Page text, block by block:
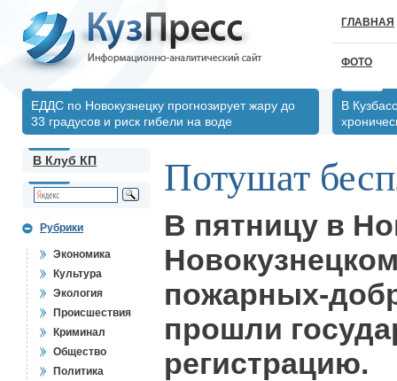
ГЛАВНАЯ
ФОТО
ЕДДС по Новокузнецку прогнозирует жару до
33 градусов и риск гибели на воде
В
В Клуб КП
Рубрики
Экономика
Культура
Экология
Происшествия
Криминал
Общество
Политика
Потушат
В пятницу в
пожарных-
прошли
регистрацию.